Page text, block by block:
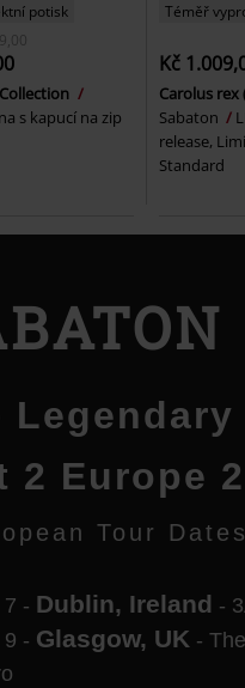
potisk
s kapucí na zip
Téměř
Kč
Carolus rex
Sabaton
release,
Standard
Legendary
2 Europe
Tour
- Dublin, Ireland -
- Glasgow, UK -